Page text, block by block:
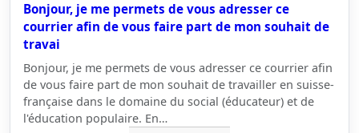
Bonjour, je me permets de vous adresser ce
courrier afin de vous faire part de mon souhait de
travai
Bonjour, je me permets de vous adresser ce courrier afin
de vous faire part de mon souhait de travailler en suisse-
française dans le domaine du social (éducateur) et de
l'éducation populaire. En…